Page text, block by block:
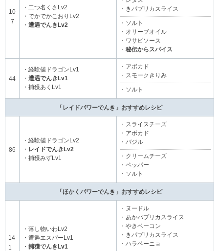
10
7
・二つ名くさLv2
・でかでかこおりLv2
・ 遭遇でんきLv2
・きパプリカスライス
・ソルト
・オリーブオイル
・ワサビソース
・ 秘伝からスパイス
44
・経験値ドラゴンLv1
・ 遭遇でんきLv1
・捕獲あくLv1
・アボカド
・スモークきりみ
・ソルト
「レイドパワーでんき」おすすめレシピ
86
・経験値ドラゴンLv2
・ レイドでんきLv2
・捕獲みずLv1
・スライスチーズ
・アボカド
・バジル
・クリームチーズ
・ペッパー
・ソルト
「ほかくパワーでんき」おすすめレシピ
14
1
・落し物いわLv2
・遭遇エスパーLv1
・ 捕獲でんきLv1
・ヌードル
・あかパプリカスライス
・やきベーコン
・きパプリカスライス
・ハラペーニョ